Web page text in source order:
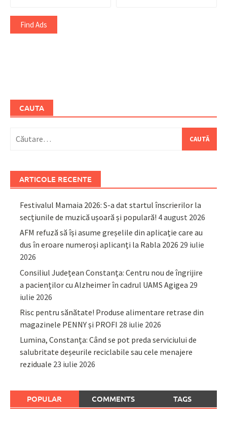
CAUTA
după:
ARTICOLE RECENTE
Festivalul Mamaia 2026: S-a dat startul înscrierilor la
secțiunile de muzică ușoară și populară! 4 august 2026
AFM refuză să își asume greșelile din aplicație care au
dus în eroare numeroși aplicanți la Rabla 2026 29 iulie
2026
Consiliul Județean Constanța: Centru nou de îngrijire
a pacienților cu Alzheimer în cadrul UAMS Agigea 29
iulie 2026
Risc pentru sănătate! Produse alimentare retrase din
magazinele PENNY și PROFI 28 iulie 2026
Lumina, Constanța: Când se pot preda serviciului de
salubritate deșeurile reciclabile sau cele menajere
reziduale 23 iulie 2026
POPULAR COMMENTS TAGS